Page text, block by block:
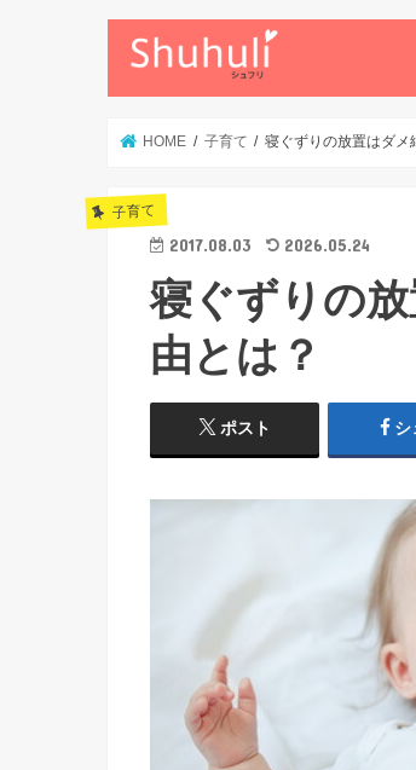
HOME 子育て 寝ぐずりの放置はダメ
子育て
2017.08.03 2026.05.24
寝ぐずりの
由とは？
ポスト シ